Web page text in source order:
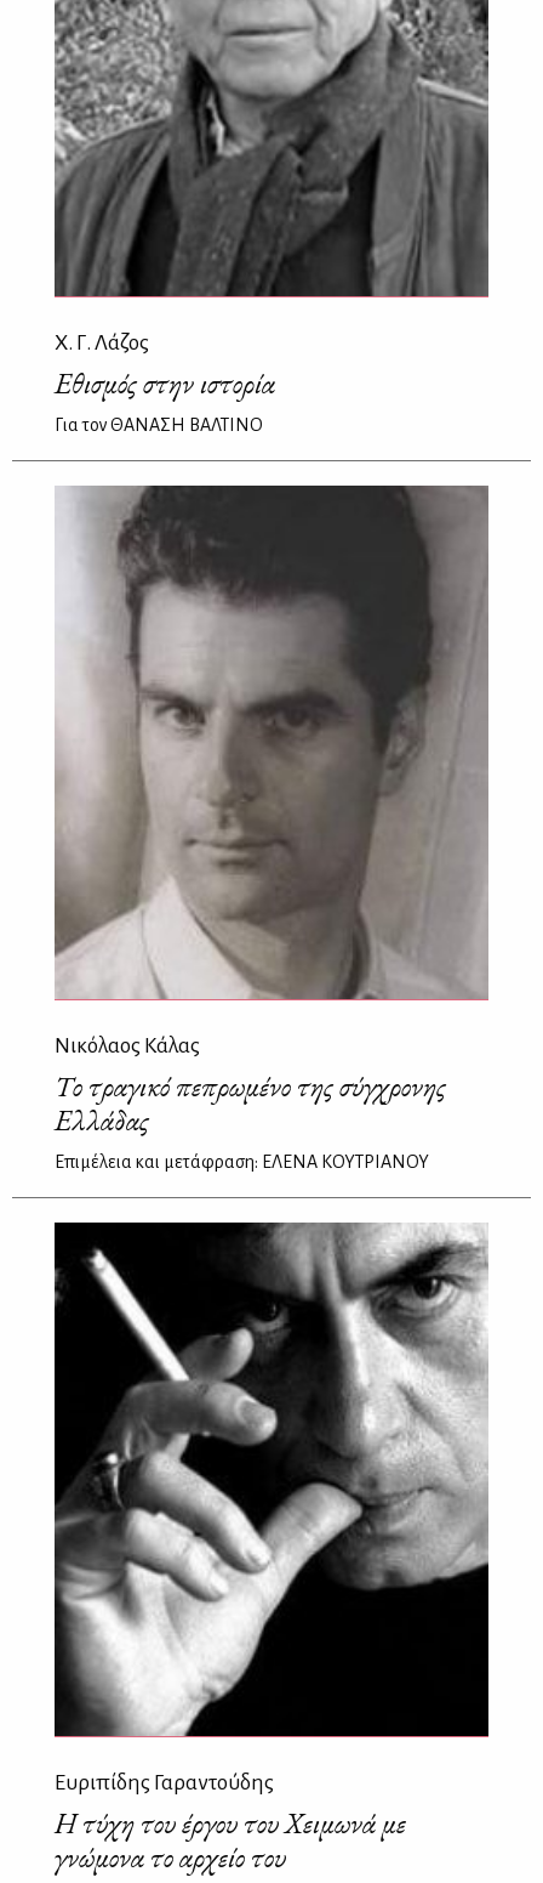
Χ. Γ. Λάζος
Εθισμός στην ιστορία
Για τον ΘΑΝΑΣΗ ΒΑΛΤΙΝΟ
Νικόλαος Κάλας
Το τραγικό πεπρωμένο της σύγχρονης
Ελλάδας
Επιμέλεια και μετάφραση: ΕΛΕΝΑ ΚΟΥΤΡΙΑΝΟΥ
Ευριπίδης Γαραντούδης
Η τύχη του έργου του Χειμωνά με
γνώμονα το αρχείο του